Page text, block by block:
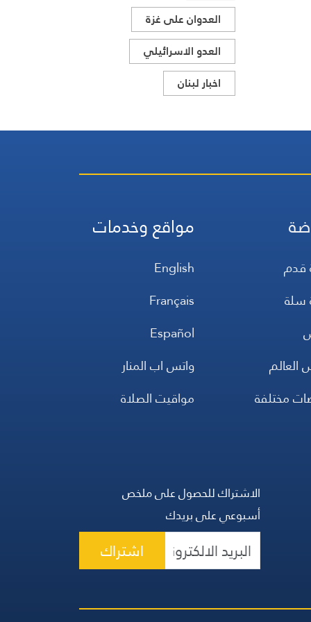
العدوان على غزة
العدو الاسرائيلي
اخبار لبنان
قدم
سلة
العالم
مختلفة
مواقع وخدمات
English
Français
Español
واتس اب المنار
مواقيت الصلاة
الاشتراك للحصول على ملخص
أسبوعي على بريدك
اشتراك